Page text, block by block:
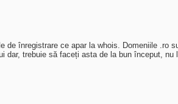
înregistrare ce apar la whois. Domeniile .ro
trebuie să faceți asta de la bun început,